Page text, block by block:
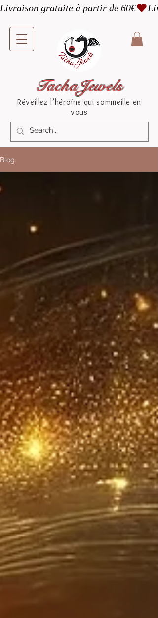
TachaJewels
Réveillez l’héroïne qui sommeille en
vous
Livraison gratuite à partir de 60€
Blog